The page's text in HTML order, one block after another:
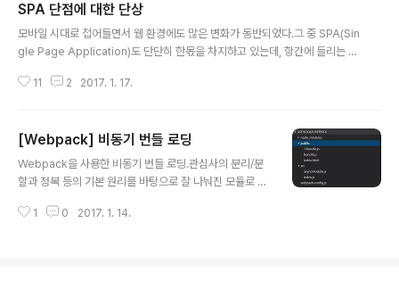
SPA 단점에 대한 단상
모바일 시대로 접어들면서 웹 환경에도 많은 변화가 동반되었다.그 중 SPA(Sin
gle Page Application)도 단단히 한몫을 차지하고 있는데, 항간에 들리는 S
2. 검색엔진 최적화(SEO)3. 보안4. IE 8 이하 지원 (추가)사실 이것들은 SPA
f)가 존재한다. 흔히 '은탄환'은 없다는 말처럼, SPA가 모든 웹 애플리케이션에
가장 적합한 구조는 아니다.SPA를 직역하면 '단일 페이지 어플리케이션'으로,
기존의 전통적인 새로고침 방식의 웹과는 달리 필요한 ..
11 2 2017. 1. 17.
[Webpack] 비동기 번들 로딩
Webpack을 사용한 비동기 번들 로딩.관심사의 분리/분
할과 정복 등의 기본 원리를 바탕으로 잘 나눠진 모듈로 분
단 하나의 번들 파일로 배포해서 사용하는 좋은 시나리오
1 0 2017. 1. 14.